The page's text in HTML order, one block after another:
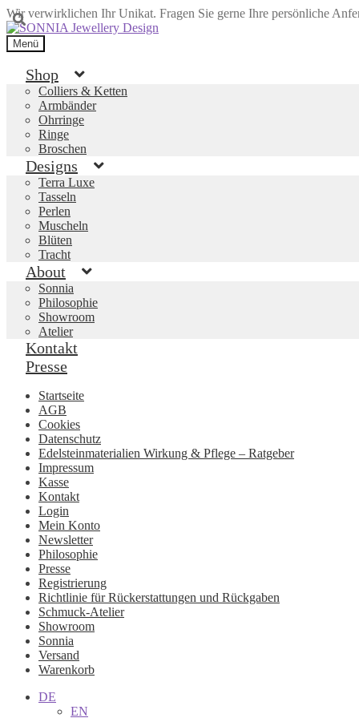
Wir verwirklichen Ihr Unikat. Fragen Sie gerne Ihre persönliche
Zur
Navigation
springen
Zum
Inhalt
springen
Menü
Shop
Colliers & Ketten
Armbänder
Ohrringe
Ringe
Broschen
Designs
Terra Luxe
Tasseln
Perlen
Muscheln
Blüten
Tracht
About
Sonnia
Philosophie
Showroom
Atelier
Kontakt
Presse
Startseite
AGB
Cookies
Datenschutz
Edelsteinmaterialien Wirkung & Pflege – Ratgeber
Impressum
Kasse
Kontakt
Login
Mein Konto
Newsletter
Philosophie
Presse
Registrierung
Richtlinie für Rückerstattungen und Rückgaben
Schmuck-Atelier
Showroom
Sonnia
Versand
Warenkorb
DE
EN